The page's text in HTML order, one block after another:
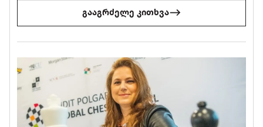
გააგრძელე კითხვა